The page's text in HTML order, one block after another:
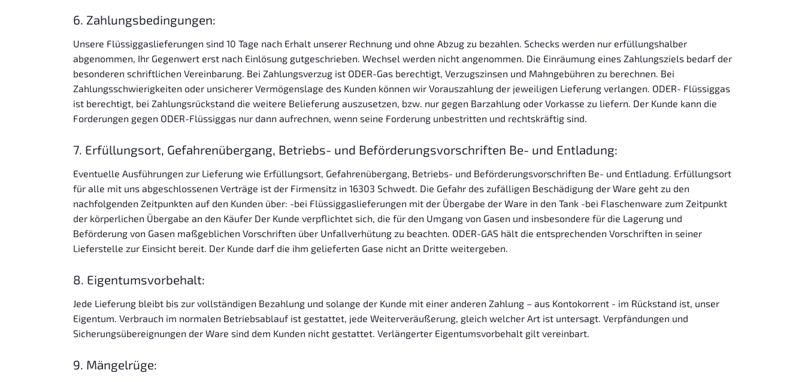
6. Zahlungsbedingungen:
Unsere Flüssiggaslieferungen sind 10 Tage nach Erhalt unserer Rechnung und ohne Abzug zu bezahlen. Schecks werden nur erfüllungshalber
abgenommen, Ihr Gegenwert erst nach Einlösung gutgeschrieben. Wechsel werden nicht angenommen. Die Einräumung eines Zahlungsziels bedarf der
besonderen schriftlichen Vereinbarung. Bei Zahlungsverzug ist ODER-Gas berechtigt, Verzugszinsen und Mahngebühren zu berechnen. Bei
Zahlungsschwierigkeiten oder unsicherer Vermögenslage des Kunden können wir Vorauszahlung der jeweiligen Lieferung verlangen. ODER- Flüssiggas
ist berechtigt, bei Zahlungsrückstand die weitere Belieferung auszusetzen, bzw. nur gegen Barzahlung oder Vorkasse zu liefern. Der Kunde kann die
Forderungen gegen ODER-Flüssiggas nur dann aufrechnen, wenn seine Forderung unbestritten und rechtskräftig sind.
7. Erfüllungsort, Gefahrenübergang, Betriebs- und Beförderungsvorschriften Be- und Entladung:
Eventuelle Ausführungen zur Lieferung wie Erfüllungsort, Gefahrenübergang, Betriebs- und Beförderungsvorschriften Be- und Entladung. Erfüllungsort
für alle mit uns abgeschlossenen Verträge ist der Firmensitz in 16303 Schwedt. Die Gefahr des zufälligen Beschädigung der Ware geht zu den
nachfolgenden Zeitpunkten auf den Kunden über: -bei Flüssiggaslieferungen mit der Übergabe der Ware in den Tank -bei Flaschenware zum Zeitpunkt
der körperlichen Übergabe an den Käufer Der Kunde verpflichtet sich, die für den Umgang von Gasen und insbesondere für die Lagerung und
Beförderung von Gasen maßgeblichen Vorschriften über Unfallverhütung zu beachten. ODER-GAS hält die entsprechenden Vorschriften in seiner
Lieferstelle zur Einsicht bereit. Der Kunde darf die ihm gelieferten Gase nicht an Dritte weitergeben.
8. Eigentumsvorbehalt:
Jede Lieferung bleibt bis zur vollständigen Bezahlung und solange der Kunde mit einer anderen Zahlung – aus Kontokorrent - im Rückstand ist, unser
Eigentum. Verbrauch im normalen Betriebsablauf ist gestattet, jede Weiterveräußerung, gleich welcher Art ist untersagt. Verpfändungen und
Sicherungsübereignungen der Ware sind dem Kunden nicht gestattet. Verlängerter Eigentumsvorbehalt gilt vereinbart.
9. Mängelrüge: